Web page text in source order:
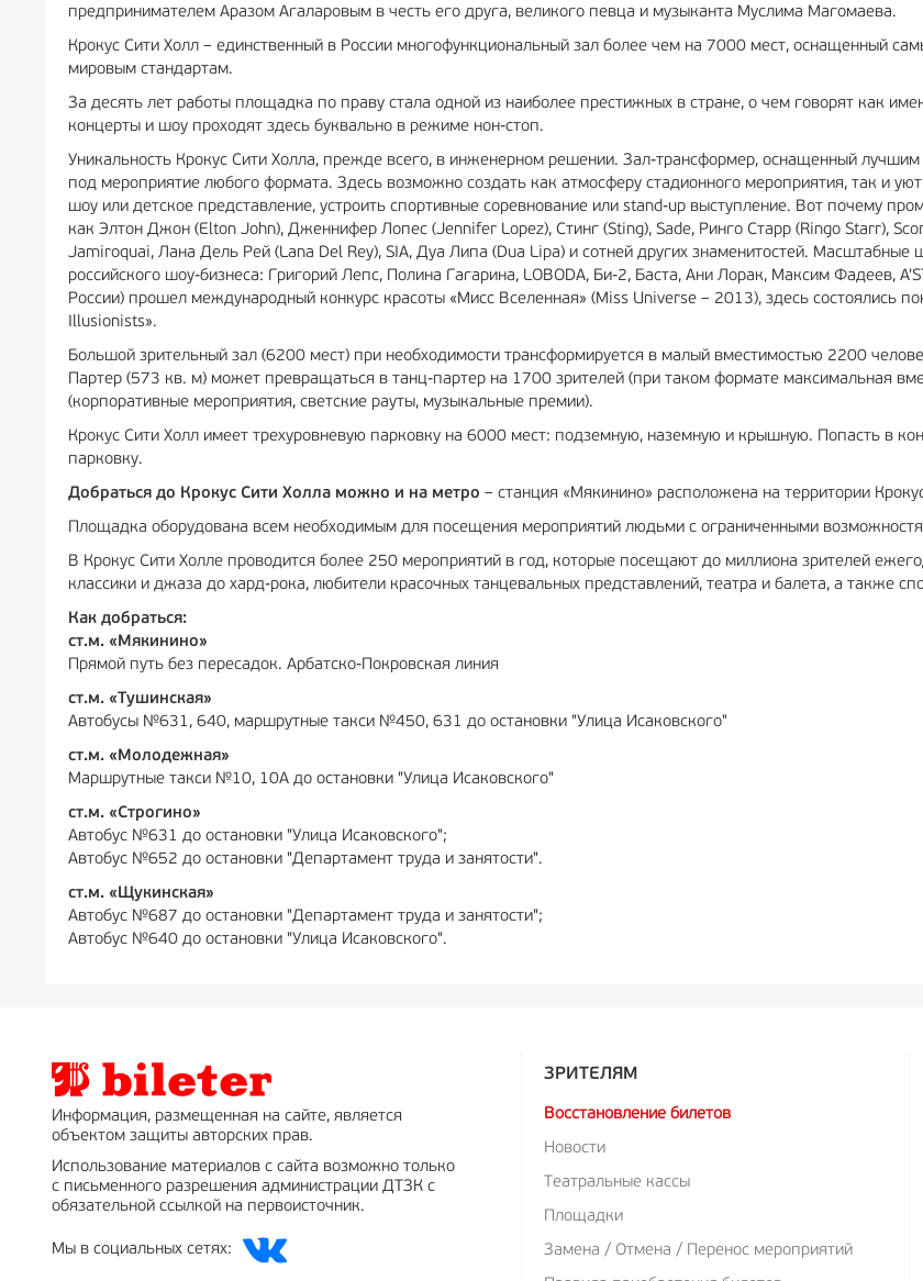
предпринимателем Аразом Агаларовым в честь его друга, великого певца и музыканта Муслима Магомаева.
Крокус Сити Холл – единственный в России многофункциональный зал более чем на 7000 мест, оснащенный
мировым стандартам.
За десять лет работы площадка по праву стала одной из наиболее престижных в стране, о чем говорят как
концерты и шоу проходят здесь буквально в режиме нон-стоп.
Уникальность Крокус Сити Холла, прежде всего, в инженерном решении. Зал-трансформер, оснащенный лучшим
под мероприятие любого формата. Здесь возможно создать как атмосферу стадионного мероприятия, так и
шоу или детское представление, устроить спортивные соревнование или stand-up выступление. Вот почему
как Элтон Джон (Elton John), Дженнифер Лопес (Jennifer Lopez), Стинг (Sting), Sade, Ринго Старр (Ringo Starr),
Jamiroquai, Лана Дель Рей (Lana Del Rey), SIA, Дуа Липа (Dua Lipa) и сотней других знаменитостей.
российского шоу-бизнеса: Григорий Лепс, Полина Гагарина, LOBODA, Би-2, Баста, Ани Лорак, Максим Фадеев,
России) прошел международный конкурс красоты «Мисс Вселенная» (Miss Universe – 2013), здесь состоялись
Illusionists».
Большой зрительный зал (6200 мест) при необходимости трансформируется в малый вместимостью 2200
Партер (573 кв. м) может превращаться в танц-партер на 1700 зрителей (при таком формате максимальная
(корпоративные мероприятия, светские рауты, музыкальные премии).
Крокус Сити Холл имеет трехуровневую парковку на 6000 мест: подземную, наземную и крышную. Попасть в
парковку.
Добраться до Крокус Сити Холла можно и на метро – станция «Мякинино» расположена на территории
Площадка оборудована всем необходимым для посещения мероприятий людьми с ограниченными
В Крокус Сити Холле проводится более 250 мероприятий в год, которые посещают до миллиона зрителей
классики и джаза до хард-рока, любители красочных танцевальных представлений, театра и балета, а также
Как добраться:
ст.м. «Мякинино»
Прямой путь без пересадок. Арбатско-Покровская линия
ст.м. «Тушинская»
Автобусы №631, 640, маршрутные такси №450, 631 до остановки "Улица Исаковского"
ст.м. «Молодежная»
Маршрутные такси №10, 10А до остановки "Улица Исаковского"
ст.м. «Строгино»
Автобус №631 до остановки "Улица Исаковского";
Автобус №652 до остановки "Департамент труда и занятости".
ст.м. «Щукинская»
Автобус №687 до остановки "Департамент труда и занятости";
Автобус №640 до остановки "Улица Исаковского".
Информация, размещенная на сайте, является
объектом защиты авторских прав.
Использование материалов с сайта возможно только
с письменного разрешения администрации ДТЗК с
обязательной ссылкой на первоисточник.
Мы в социальных сетях:
ЗРИТЕЛЯМ
Восстановление билетов
Новости
Театральные кассы
Площадки
Замена / Отмена / Перенос мероприятий